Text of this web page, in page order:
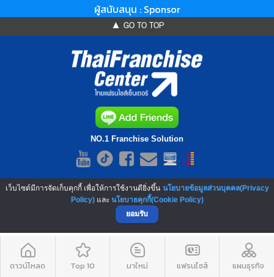
ผู้สนับสนุน : Sponsor
▲ GO TO TOP
NO.1 Franchise Solution
เว็บไซต์มีการจัดเก็บคุกกี้ เพื่อให้การใช้งานดียิ่งขึ้น นโยบายข้อมูลส่วนบุคคล(Privacy
Policy)และ นโยบายคุกกี้(Cookie Policy)
ยอมรับ
ดาวน์โหลด Top 10 มาใหม่ แฟรนไชส์ แผนธุรกิจ